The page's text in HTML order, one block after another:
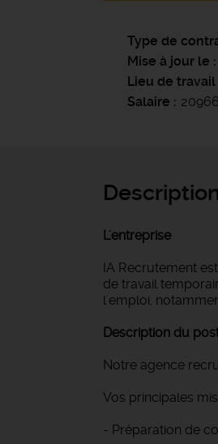
Type de
Mise à jour le
Lieu de travail
Salaire
L'entreprise
IA Recrutement
de travail
l'emploi,
Description du
Notre agence
Vos principales
- Préparation de